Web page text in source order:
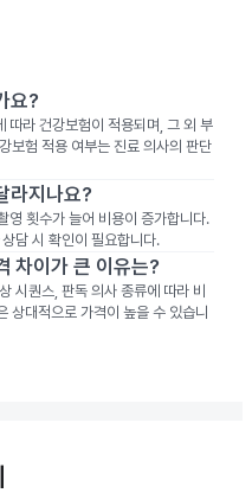
요?
따라 건강보험이 적용되며, 그 외 부
보험 적용 여부는 진료 의사의 판단
라지나요?
영 횟수가 늘어 비용이 증가합니다.
담 시 확인이 필요합니다.
차이가 큰 이유는?
시퀀스, 판독 의사 종류에 따라 비
상대적으로 가격이 높을 수 있습니